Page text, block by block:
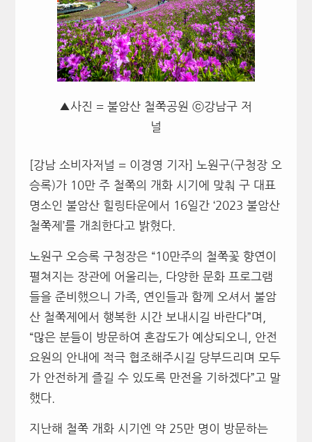
▲사진 = 불암산 철쭉공원 ⓒ강남구 저
널
[강남 소비자저널 = 이경영 기자] 노원구(구청장 오
승록)가 10만 주 철쭉의 개화 시기에 맞춰 구 대표
명소인 불암산 힐링타운에서 16일간 ‘2023 불암산
철쭉제’를 개최한다고 밝혔다.
노원구 오승록 구청장은 “10만주의 철쭉꽃 향연이
펼쳐지는 장관에 어울리는, 다양한 문화 프로그램
들을 준비했으니 가족, 연인들과 함께 오셔서 불암
산 철쭉제에서 행복한 시간 보내시길 바란다”며,
“많은 분들이 방문하여 혼잡도가 예상되오니, 안전
요원의 안내에 적극 협조해주시길 당부드리며 모두
가 안전하게 즐길 수 있도록 만전을 기하겠다”고 말
했다.
지난해 철쭉 개화 시기엔 약 25만 명이 방문하는